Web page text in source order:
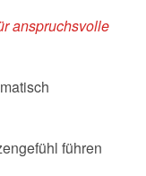
anspruchsvolle
führen